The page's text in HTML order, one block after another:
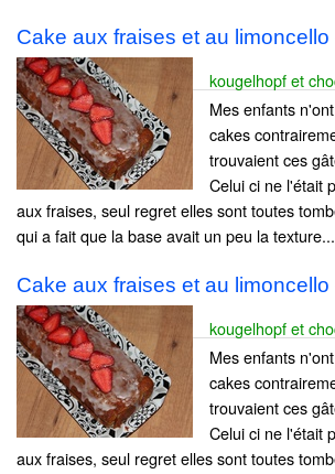
Cake aux fraises et au limoncello
kougelhopf et
Mes enfants
cakes
trouvaient ces
Celui ci ne l'était
aux fraises, seul regret elles sont toutes
qui a fait que la base avait un peu la
Cake aux fraises et au limoncello
kougelhopf et
Mes enfants
cakes
trouvaient ces
Celui ci ne l'était
aux fraises, seul regret elles sont toutes